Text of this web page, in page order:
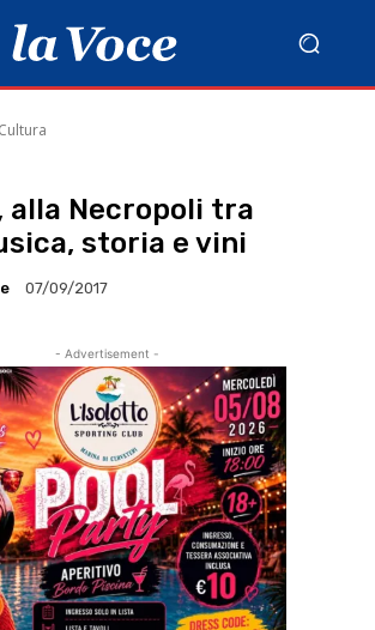
Cultura
alla Necropoli tra
storia e vini
07/09/2017
- Advertisement -